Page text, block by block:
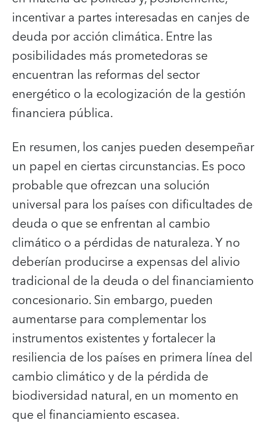
incentivar a partes interesadas en canjes de
deuda por acción climática. Entre las
posibilidades más prometedoras se
encuentran las reformas del sector
energético o la ecologización de la gestión
financiera pública.
En resumen, los canjes pueden desempeñar
un papel en ciertas circunstancias. Es poco
probable que ofrezcan una solución
universal para los países con dificultades de
deuda o que se enfrentan al cambio
climático o a pérdidas de naturaleza. Y no
deberían producirse a expensas del alivio
tradicional de la deuda o del financiamiento
concesionario. Sin embargo, pueden
aumentarse para complementar los
instrumentos existentes y fortalecer la
resiliencia de los países en primera línea del
cambio climático y de la pérdida de
biodiversidad natural, en un momento en
que el financiamiento escasea.